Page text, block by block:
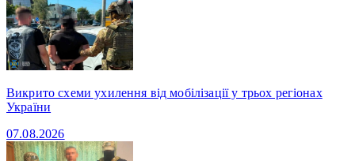
Викрито схеми ухилення від мобілізації у трьох регіонах
України
07.08.2026